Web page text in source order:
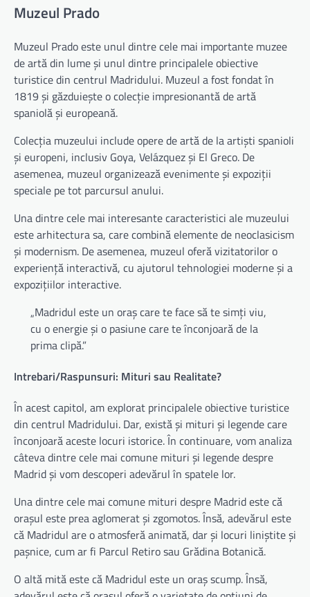
Muzeul Prado
Muzeul Prado este unul dintre cele mai importante muzee
de artă din lume și unul dintre principalele obiective
turistice din centrul Madridului. Muzeul a fost fondat în
1819 și găzduiește o colecție impresionantă de artă
spaniolă și europeană.
Colecția muzeului include opere de artă de la artiști spanioli
și europeni, inclusiv Goya, Velázquez și El Greco. De
asemenea, muzeul organizează evenimente și expoziții
speciale pe tot parcursul anului.
Una dintre cele mai interesante caracteristici ale muzeului
este arhitectura sa, care combină elemente de neoclasicism
și modernism. De asemenea, muzeul oferă vizitatorilor o
experiență interactivă, cu ajutorul tehnologiei moderne și a
expozițiilor interactive.
„Madridul este un oraș care te face să te simți viu,
cu o energie și o pasiune care te înconjoară de la
prima clipă.”
Intrebari/Raspunsuri: Mituri sau Realitate?
În acest capitol, am explorat principalele obiective turistice
din centrul Madridului. Dar, există și mituri și legende care
înconjoară aceste locuri istorice. În continuare, vom analiza
câteva dintre cele mai comune mituri și legende despre
Madrid și vom descoperi adevărul în spatele lor.
Una dintre cele mai comune mituri despre Madrid este că
orașul este prea aglomerat și zgomotos. Însă, adevărul este
că Madridul are o atmosferă animată, dar și locuri liniștite și
pașnice, cum ar fi Parcul Retiro sau Grădina Botanică.
O altă mită este că Madridul este un oraș scump. Însă,